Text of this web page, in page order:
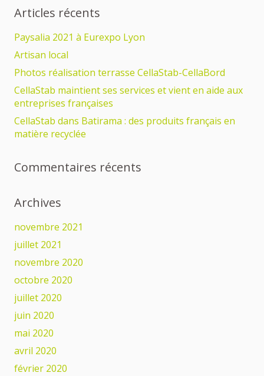
Articles récents
Paysalia 2021 à Eurexpo Lyon
Artisan local
Photos réalisation terrasse CellaStab-CellaBord
CellaStab maintient ses services et vient en aide aux
entreprises françaises
CellaStab dans Batirama : des produits français en
matière recyclée
Commentaires récents
Archives
novembre 2021
juillet 2021
novembre 2020
octobre 2020
juillet 2020
juin 2020
mai 2020
avril 2020
février 2020